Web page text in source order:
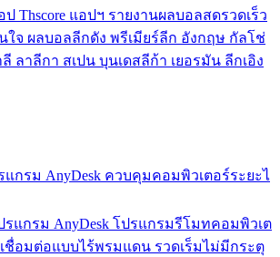
Thscore แอปฯ รายงานผลบอลสดรวดเร็ว
จ ผลบอลลีกดัง พรีเมียร์ลีก อังกฤษ กัลโช่
ลี ลาลีกา สเปน บุนเดสลีก้า เยอรมัน ลีกเอิง
แกรม AnyDesk ควบคุมคอมพิวเตอร์ระยะไ
แกรม AnyDesk โปรแกรมรีโมทคอมพิวเต
ชื่อมต่อแบบไร้พรมแดน รวดเร็มไม่มีกระตุ